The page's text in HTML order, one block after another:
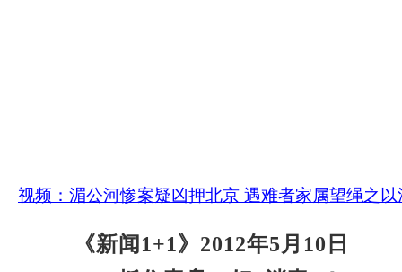
视频：湄公河惨案疑凶押北京 遇难者家属望绳之以
《新闻1+1》2012年5月10日